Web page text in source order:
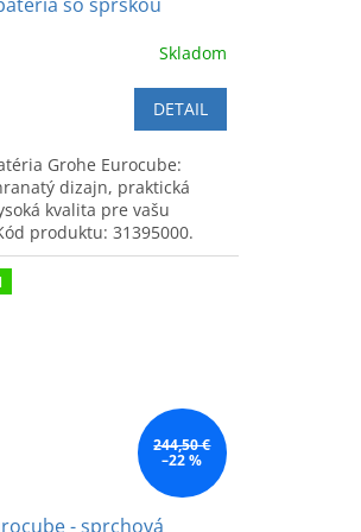
Skladom
DETAIL
Grohe Eurocube:
dizajn, praktická
kvalita pre vašu
produktu: 31395000.
244,50 €
–22 %
- sprchová